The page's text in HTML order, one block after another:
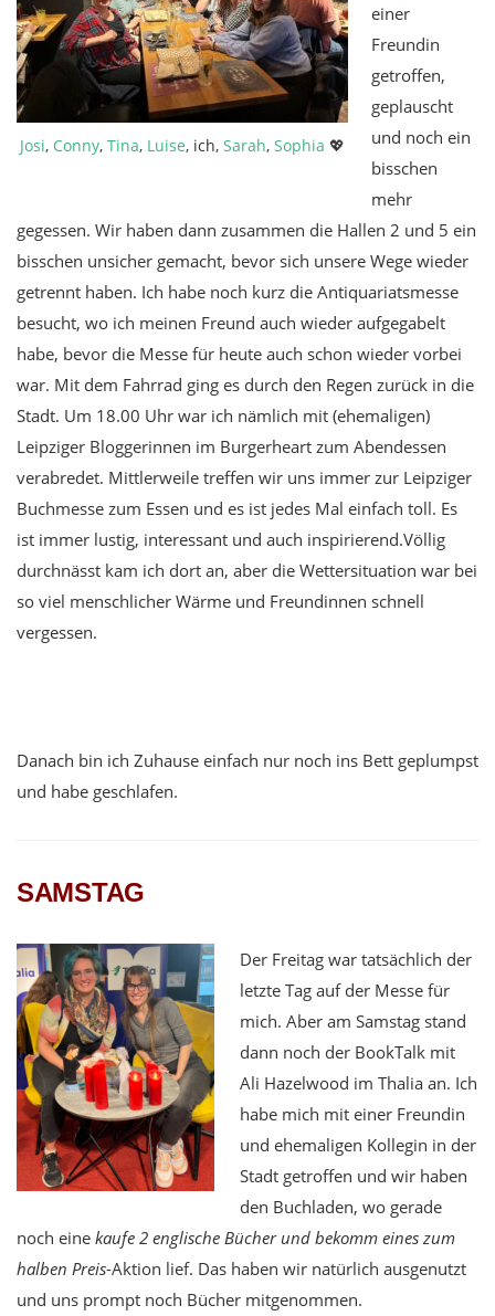
Josi, Conny, Tina, Luise, ich, Sarah, Sophia 💖
einer
Freundin
getroffen,
geplauscht
und noch ein
bisschen
mehr
gegessen. Wir haben dann zusammen die Hallen 2 und 5 ein
bisschen unsicher gemacht, bevor sich unsere Wege wieder
getrennt haben. Ich habe noch kurz die Antiquariatsmesse
besucht, wo ich meinen Freund auch wieder aufgegabelt
habe, bevor die Messe für heute auch schon wieder vorbei
war. Mit dem Fahrrad ging es durch den Regen zurück in die
Stadt. Um 18.00 Uhr war ich nämlich mit (ehemaligen)
Leipziger Bloggerinnen im Burgerheart zum Abendessen
verabredet. Mittlerweile treffen wir uns immer zur Leipziger
Buchmesse zum Essen und es ist jedes Mal einfach toll. Es
ist immer lustig, interessant und auch inspirierend.Völlig
durchnässt kam ich dort an, aber die Wettersituation war bei
so viel menschlicher Wärme und Freundinnen schnell
vergessen.
Danach bin ich Zuhause einfach nur noch ins Bett geplumpst
und habe geschlafen.
SAMSTAG
Der Freitag war tatsächlich der
letzte Tag auf der Messe für
mich. Aber am Samstag stand
dann noch der BookTalk mit
Ali Hazelwood im Thalia an. Ich
habe mich mit einer Freundin
und ehemaligen Kollegin in der
Stadt getroffen und wir haben
den Buchladen, wo gerade
noch eine kaufe 2 englische Bücher und bekomm eines zum
halben Preis-Aktion lief. Das haben wir natürlich ausgenutzt
und uns prompt noch Bücher mitgenommen.